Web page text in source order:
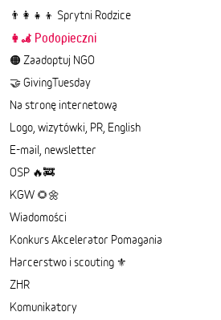
👨‍👩‍👧‍👦 Sprytni Rodzice
👩‍🦼 Podopieczni
🟠 Zaadoptuj NGO
🤝 GivingTuesday
Na stronę internetową
Logo, wizytówki, PR, English
E-mail, newsletter
OSP 🔥🚒
KGW 🌻🌼
Wiadomości
Konkurs Akcelerator Pomagania
Harcerstwo i scouting ⚜️
ZHR
Komunikatory